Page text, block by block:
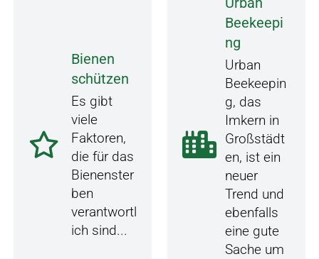
Bienen
schützen
Es gibt
viele
Faktoren,
die für das
Bienenster
ben
verantwortl
ich sind...
Beekeepi
ng
Urban
Beekeepin
g, das
Imkern in
Großstädt
en, ist ein
neuer
Trend und
ebenfalls
eine gute
Sache um